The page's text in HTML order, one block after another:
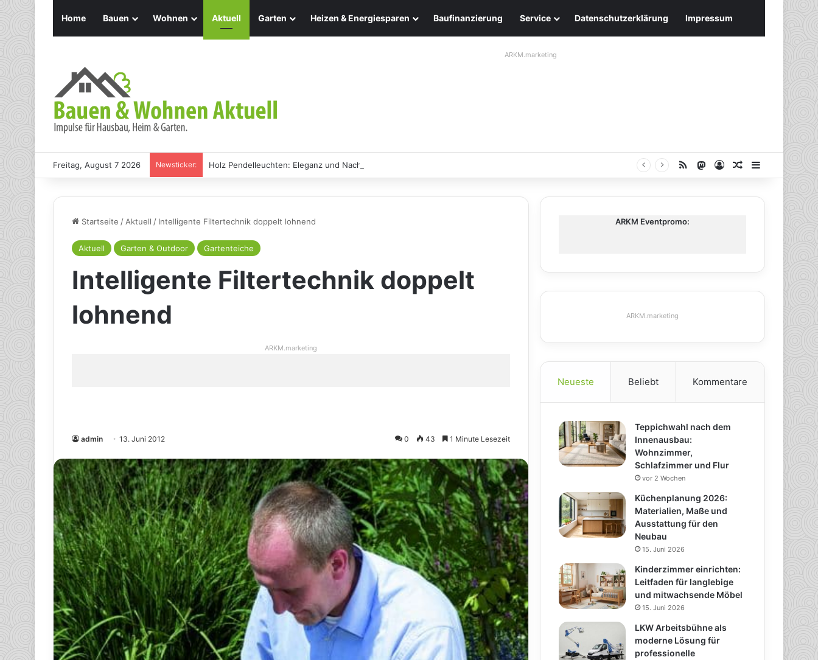
Home Bauen Wohnen Aktuell Garten Heizen & Energiesparen Baufinanzierung Service Datenschutzerklärung Impressum
ARKM.marketing
Freitag, August 7 2026 Newsticker: Holz Pendelleuchten: Eleganz und Nachhaltigkeit für Ihr Zuhause RSS Mastodon
AnmeldenZufälliger
Startseite /Aktuell / Intelligente Filtertechnik doppelt lohnend
Aktuell Garten & Outdoor Gartenteiche
Intelligente Filtertechnik doppelt
lohnend
ARKM.marketing
admin 13. Juni 2012 0 43 1 Minute Lesezeit
ARKM Eventpromo:
ARKM.marketing
Neueste Beliebt Kommentare
Teppichwahl nach dem
Innenausbau:
Wohnzimmer,
Schlafzimmer und Flur
vor 2 Wochen
Küchenplanung 2026:
Materialien, Maße und
Ausstattung für den
Neubau
15. Juni 2026
Kinderzimmer einrichten:
Leitfaden für langlebige
und mitwachsende Möbel
15. Juni 2026
LKW Arbeitsbühne als
moderne Lösung für
professionelle